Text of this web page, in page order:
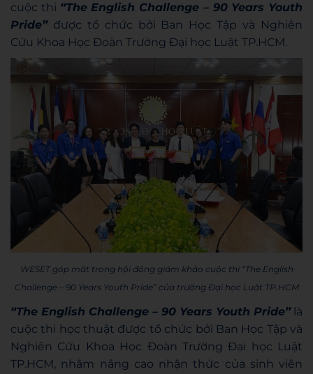
cuộc thi “The English Challenge – 90 Years Youth
Pride”được tổ chức bởi Ban Học Tập và Nghiên
Cứu Khoa Học Đoàn Trường Đại học Luật TP.HCM.
WESET góp mặt trong hội đồng giám khảo cuộc thi “The English
Challenge – 90 Years Youth Pride” của trường Đại học Luật TP.HCM
“The English Challenge – 90 Years Youth Pride”là
cuộc thi học thuật được tổ chức bởi Ban Học Tập và
Nghiên Cứu Khoa Học Đoàn Trường Đại học Luật
TP.HCM, nhằm nâng cao nhận thức của sinh viên